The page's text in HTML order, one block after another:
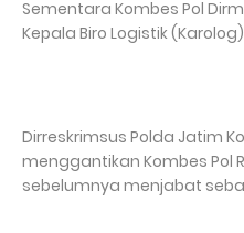
Sementara Kombes Pol
Kepala Biro Logistik
Dirreskrimsus Polda Jatim
menggantikan Kombes Pol
sebelumnya menjabat